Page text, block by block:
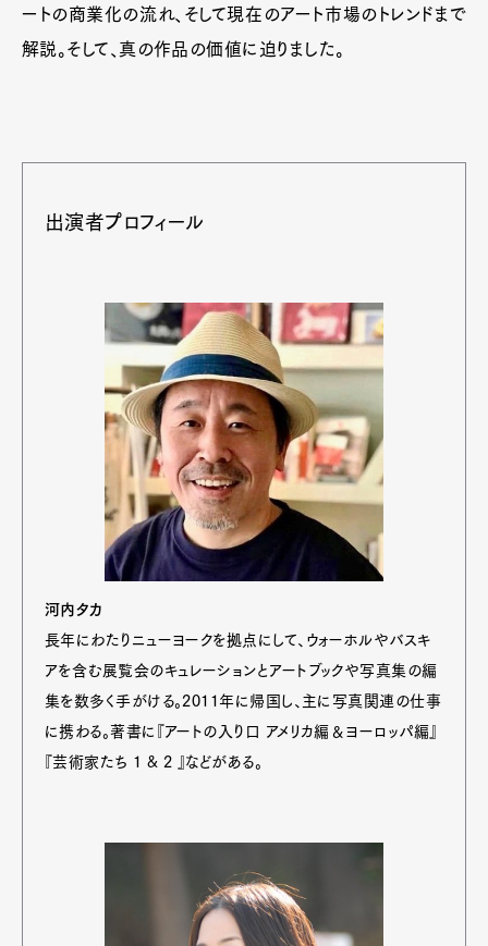
ートの商業化の流れ、そして現在のアート市場のトレンドまで
解説。そして、真の作品の価値に迫りました。
出演者プロフィール
河内タカ
長年にわたりニューヨークを拠点にして、ウォーホルやバスキ
アを含む展覧会のキュレーションとアートブックや写真集の編
集を数多く手がける。2011年に帰国し、主に写真関連の仕事
に携わる。著書に『アートの入り口 アメリカ編＆ヨーロッパ編』
『芸術家たち 1 & 2 』などがある。